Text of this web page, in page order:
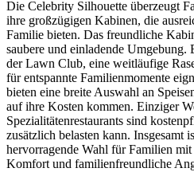
Die Celebrity Silhouette überzeugt
ihre großzügigen Kabinen, die
Familie bieten. Das freundliche
saubere und einladende
der Lawn Club, eine weitläufige
für entspannte Familienmomente
bieten eine breite Auswahl an
auf ihre Kosten kommen. Einziger
Spezialitätenrestaurants sind
zusätzlich belasten kann. Insgesamt
hervorragende Wahl für Familien
Komfort und familienfreundliche